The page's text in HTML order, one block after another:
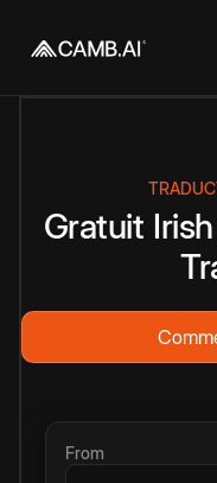
Gratuit Irish
From